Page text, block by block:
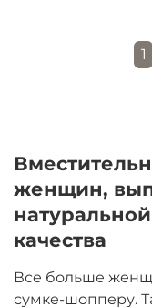
1
женщин,
качества
Все больше
сумке-шопперу.